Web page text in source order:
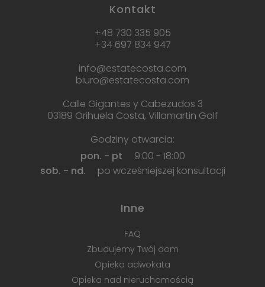
Kontakt
+48 730 335 905
+34 697 834 947
info@estatecosta.com
biuro@estatecosta.com
Calle Gigantes y Cabezudos 3
03189 Orihuela Costa, Villamartin Golf
Godziny otwarcia:
pon. - pt
9:00 - 18:00
sob. - nd.
po wcześniejszej konsultacji
Inne
FAQ
Zbudujemy Twój dom
Opieka adwokata
Opieka nad nieruchomością